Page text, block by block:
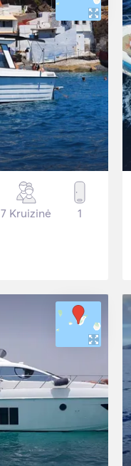
7 Kruizinė 1